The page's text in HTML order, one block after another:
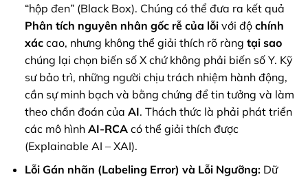
“hộp đen” (Black Box). Chúng có thể đưa ra kết quả
Phân tích nguyên nhân gốc rễ của lỗivới độ chính
xáccao, nhưng không thể giải thích rõ ràng tại sao
chúng lại chọn biến số X chứ không phải biến số Y. Kỹ
sư bảo trì, những người chịu trách nhiệm hành động,
cần sự minh bạch và bằng chứng để tin tưởng và làm
theo chẩn đoán của AI. Thách thức là phải phát triển
các mô hình AI-RCAcó thể giải thích được
(Explainable AI – XAI).
Lỗi Gán nhãn (Labeling Error) và Lỗi Ngưỡng:Dữ